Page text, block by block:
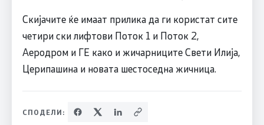
Скијачите ќе имаат прилика да ги користат сите
четири ски лифтови Поток 1 и Поток 2,
Аеродром и ГЕ како и жичарниците Свети Илија,
Церипашина и новата шестоседна жичница.
СПОДЕЛИ: